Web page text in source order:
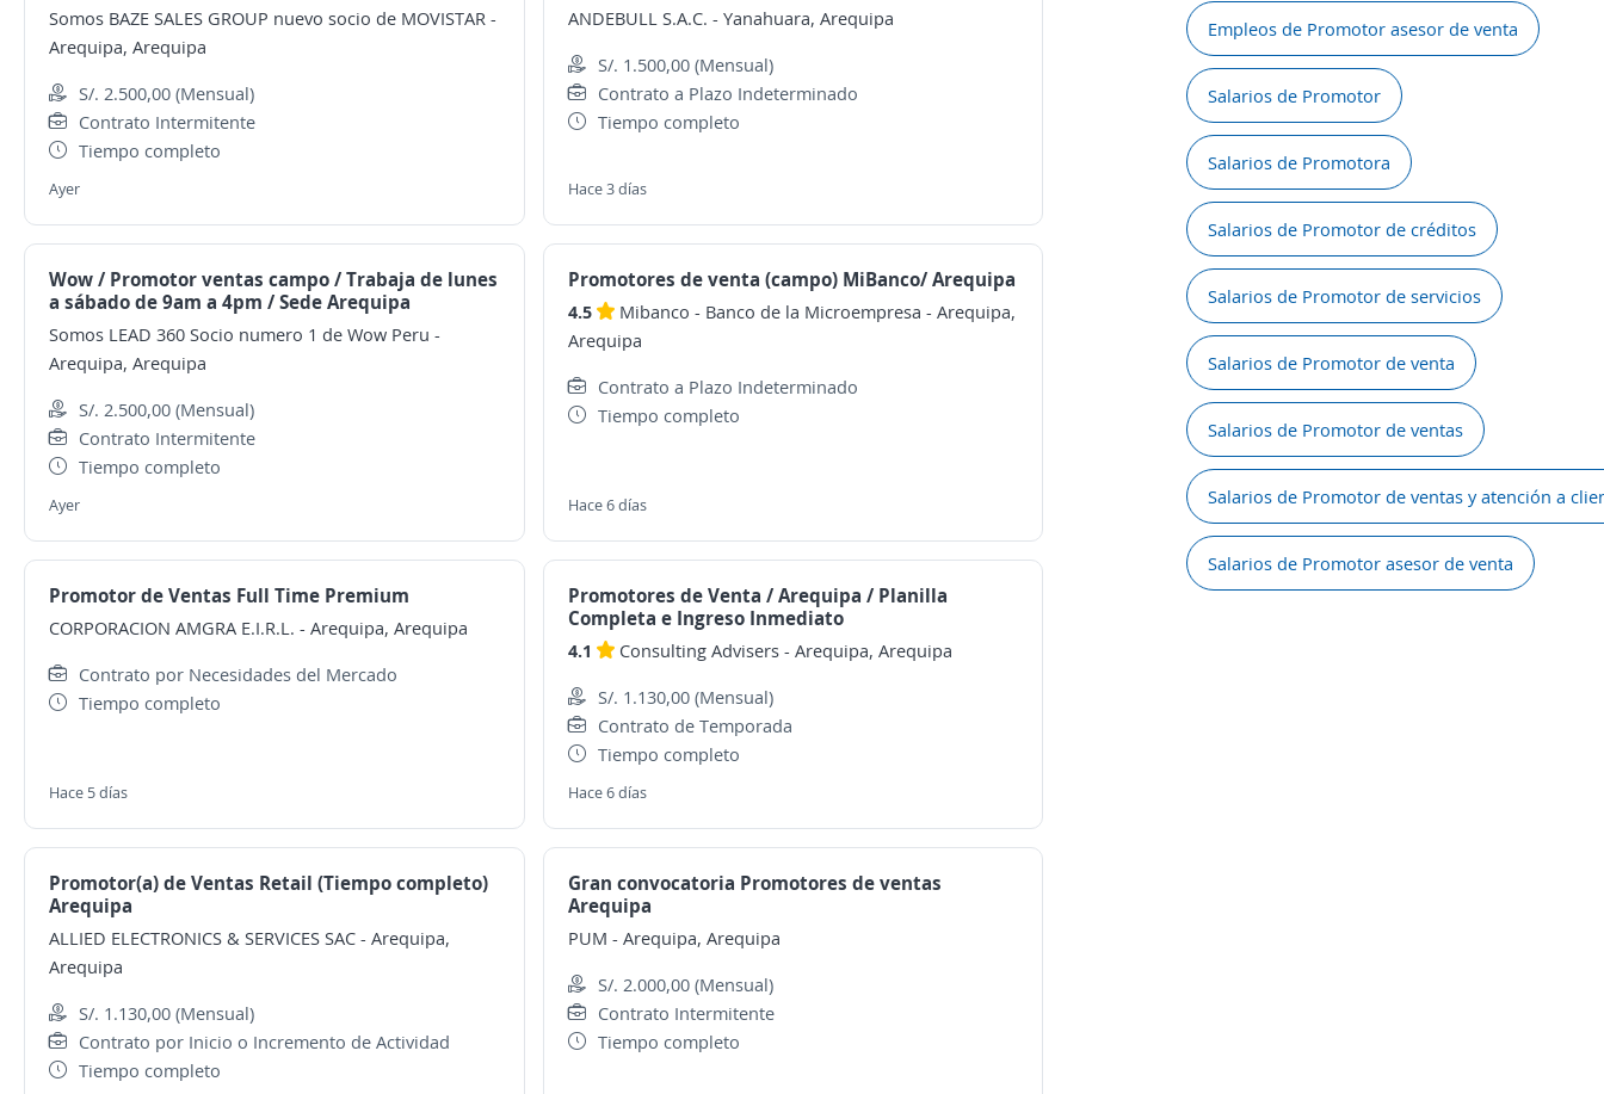
Somos BAZE SALES GROUP nuevo socio de MOVISTAR -
Arequipa, Arequipa
S/. 2.500,00 (Mensual)
Contrato Intermitente
Tiempo completo
Ayer
ANDEBULL S.A.C. - Yanahuara, Arequipa
S/. 1.500,00 (Mensual)
Contrato a Plazo Indeterminado
Tiempo completo
Hace 3 días
Wow / Promotor ventas campo / Trabaja de lunes
a sábado de 9am a 4pm / Sede Arequipa
Somos LEAD 360 Socio numero 1 de Wow Peru -
Arequipa, Arequipa
S/. 2.500,00 (Mensual)
Contrato Intermitente
Tiempo completo
Ayer
Promotores de venta (campo) MiBanco/ Arequipa
4.5 Mibanco - Banco de la Microempresa - Arequipa,
Arequipa
Contrato a Plazo Indeterminado
Tiempo completo
Hace 6 días
Promotor de Ventas Full Time Premium
CORPORACION AMGRA E.I.R.L. - Arequipa, Arequipa
Contrato por Necesidades del Mercado
Tiempo completo
Hace 5 días
Promotores de Venta / Arequipa / Planilla
Completa e Ingreso Inmediato
4.1 Consulting Advisers - Arequipa, Arequipa
S/. 1.130,00 (Mensual)
Contrato de Temporada
Tiempo completo
Hace 6 días
Promotor(a) de Ventas Retail (Tiempo completo)
Arequipa
ALLIED ELECTRONICS & SERVICES SAC - Arequipa,
Arequipa
S/. 1.130,00 (Mensual)
Contrato por Inicio o Incremento de Actividad
Tiempo completo
Gran convocatoria Promotores de ventas
Arequipa
PUM - Arequipa, Arequipa
S/. 2.000,00 (Mensual)
Contrato Intermitente
Tiempo completo
Empleos de Promotor asesor de venta
Salarios de Promotor
Salarios de Promotora
Salarios de Promotor de créditos
Salarios de Promotor de servicios
Salarios de Promotor de venta
Salarios de Promotor de ventas
Salarios de Promotor de ventas y atención a
Salarios de Promotor asesor de venta